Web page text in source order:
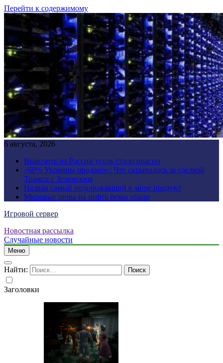
Перейти к содержимому
6 августа, 2026
Вывозить из России уголь стало опасно
«60% Украины продано»: Что скрывалось за сделкой
Трампа с Зеленским
Назван самый подорожавший в мире продукт
Мировые цены на нефть резко упали
Игровой сервер
Новостная рассылка
Случайные новости
Меню
Найти:
Заголовки